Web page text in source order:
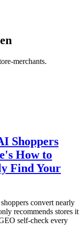
merchants.
Shoppers
How to
Find Your
convert nearly
recommends stores it
self-check every